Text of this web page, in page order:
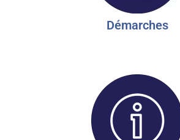
Démarches